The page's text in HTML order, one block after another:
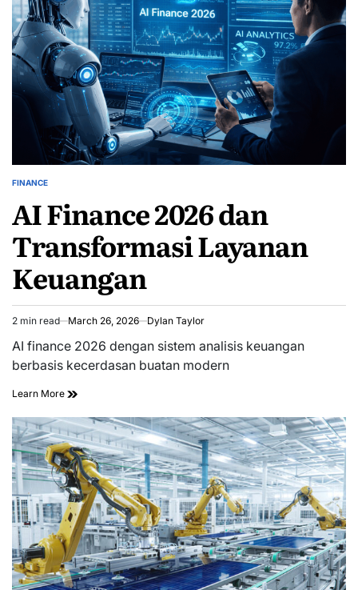
POSTED
FINANCE
AI Finance 2026 dan
Transformasi Layanan
Keuangan
Estimated
read
2 min read March 26, 2026 Dylan Taylor
AI finance 2026 dengan sistem analisis keuangan
berbasis kecerdasan buatan modern
Learn More